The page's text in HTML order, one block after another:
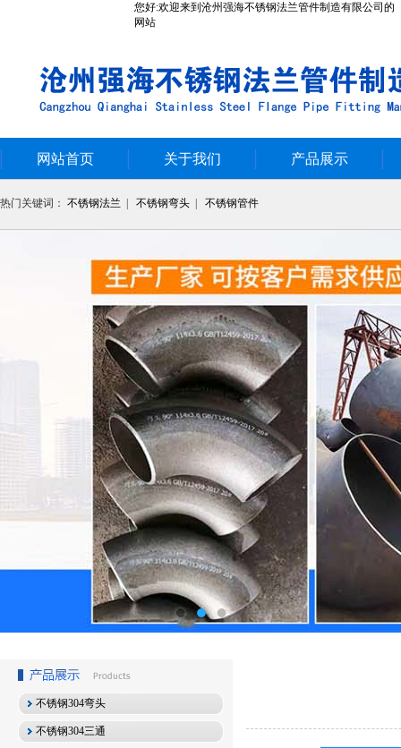
您好:欢迎来到沧州强海不锈钢法兰管件制造有限公司的
网站
网站首页 关于我们 产品展示
热门关键词： 不锈钢法兰 不锈钢弯头 不锈钢管件
不锈钢304弯头
不锈钢304三通